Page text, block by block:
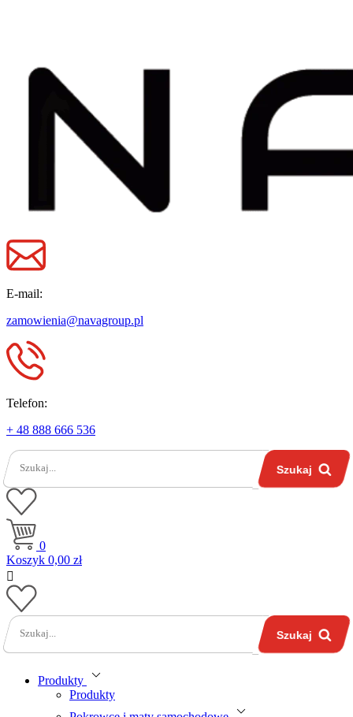
E-mail:
zamowienia@navagroup.pl
Telefon:
+ 48 888 666 536
Szukaj
0
Koszyk 0,00 zł

Szukaj
Produkty
Produkty